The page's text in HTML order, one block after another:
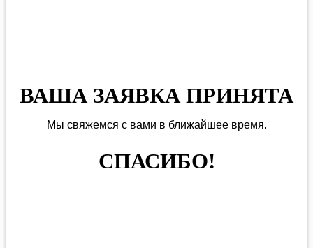
ВАША ЗАЯВКА ПРИНЯТА
Мы свяжемся с вами в ближайшее время.
СПАСИБО!